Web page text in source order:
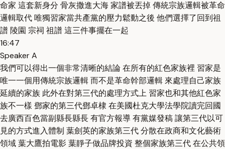
命家 這套新身分 骨灰撒進大海 家譜被丟掉 傳統宗族邏輯被革命
邏輯取代 唯獨習家當共產黨的壓力鬆動之後 他們選擇了回到祖
譜 陵園 宗祠 祖譜 這三件事擺在一起
16:47
Speaker A
我們可以得出一個非常清晰的結論 在所有的紅色家族裡 習家是
唯一一個用傳統宗族邏輯 而不是革命幹部邏輯 來處理自己家族
延續的家族 此外在對第三代的處理方式上 習家也和其他紅色家
族不一樣 鄧家的第三代鄧卓棣 在美國杜克大學法學院讀完回國
去廣西百色當副縣長縣長 有官方報導 有黨媒發稿 讓第三代以可
見的方式進入體制 葉劍英的家族第三代 分散在政商和文化藝術
領域 葉大鷹拍電影 葉靜子做品牌投資 整個家族第三代 在公共領